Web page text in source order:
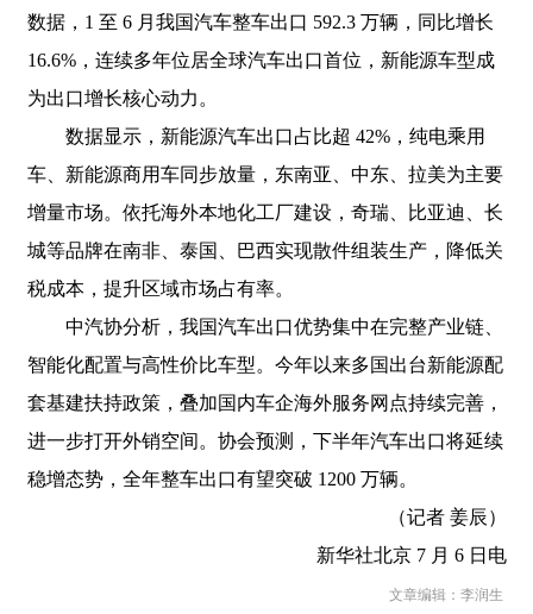
数据，1 至 6 月我国汽车整车出口 592.3 万辆，同比增长
16.6%，连续多年位居全球汽车出口首位，新能源车型成
为出口增长核心动力。
数据显示，新能源汽车出口占比超 42%，纯电乘用
车、新能源商用车同步放量，东南亚、中东、拉美为主要
增量市场。依托海外本地化工厂建设，奇瑞、比亚迪、长
城等品牌在南非、泰国、巴西实现散件组装生产，降低关
税成本，提升区域市场占有率。
中汽协分析，我国汽车出口优势集中在完整产业链、
智能化配置与高性价比车型。今年以来多国出台新能源配
套基建扶持政策，叠加国内车企海外服务网点持续完善，
进一步打开外销空间。协会预测，下半年汽车出口将延续
稳增态势，全年整车出口有望突破 1200 万辆。
（记者 姜辰）
新华社北京 7 月 6 日电
文章编辑：李润生